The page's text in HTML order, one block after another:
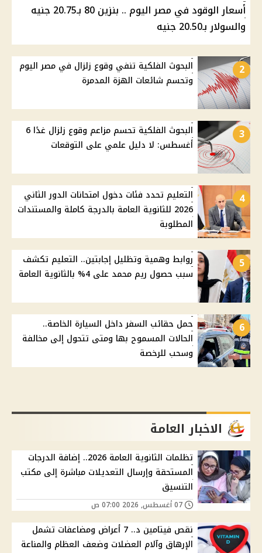
أسعار الوقود في مصر اليوم .. بنزين 80 بـ20.75 جنيه
والسولار بـ20.50 جنيه
2
البحوث الفلكية تنفي وقوع زلزال في مصر اليوم
وتحسم شائعات الهزة المدمرة
3
البحوث الفلكية تحسم مزاعم وقوع زلزال غدًا 6
أغسطس: لا دليل علمي على التوقعات
4
التعليم تحدد فئات دخول امتحانات الدور الثاني
2026 للثانوية العامة بالدرجة كاملة والمستندات
المطلوبة
5
روابط وهمية وتظليل إجابتين.. التعليم تكشف
سبب حصول ريم محمد على 4% بالثانوية العامة
6
حمل حقائب السفر داخل السيارة الخاصة..
الحالات المسموح بها ومتى تتحول إلى مخالفة
وسحب للرخصة
الاخبار العامة
تظلمات الثانوية العامة 2026.. إضافة الدرجات
المستحقة وإرسال التعديلات مباشرة إلى مكتب
التنسيق
نقص فيتامين د.. 7 أعراض ومضاعفات تشمل
الإرهاق وآلام العضلات وضعف العظام والمناعة